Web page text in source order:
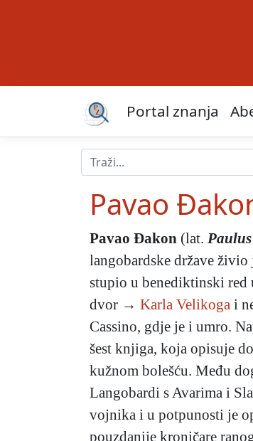
Portal znanja
Pavao
Pavao Đakon (lat.
langobardske države
stupio u benediktinski red
dvor → Karla Velikoga i
Cassino, gdje je i umro.
šest knjiga, koja opisuje
kužnom bolešću. Među
Langobardi s Avarima i
vojnika i u potpunosti je
pouzdanije kroničare